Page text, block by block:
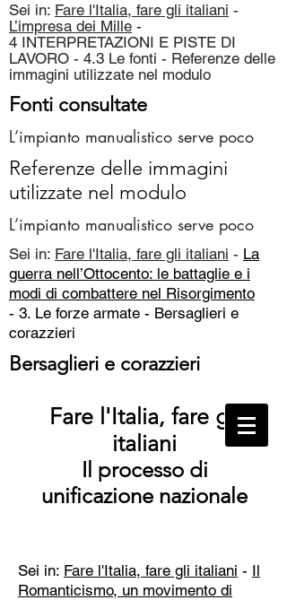
Sei in: Fare l'Italia, fare gli italiani -
L’impresa dei Mille -
4 INTERPRETAZIONI E PISTE DI
LAVORO - 4.3 Le fonti - Referenze delle
immagini utilizzate nel modulo
Fonti consultate
L’impianto manualistico serve poco
Referenze delle immagini
utilizzate nel modulo
L’impianto manualistico serve poco
Sei in: Fare l'Italia, fare gli italiani - La
guerra nell’Ottocento: le battaglie e i
modi di combattere nel Risorgimento
- 3. Le forze armate - Bersaglieri e
corazzieri
Bersaglieri e corazzieri
Fare l'Italia, fare gli
italiani
Il processo di
unificazione nazionale
Sei in: Fare l'Italia, fare gli italiani - Il
Romanticismo, un movimento di